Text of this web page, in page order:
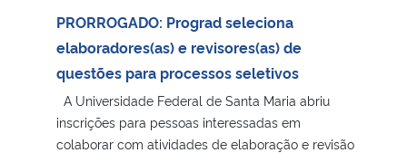
Ministério de Minas e Energia
Ministério da Ciência, Tecnologia, Inovações e Comunicações
PRORROGADO: Prograd seleciona
elaboradores(as) e revisores(as) de
questões para processos seletivos
A Universidade Federal de Santa Maria abriu
inscrições para pessoas interessadas em
colaborar com atividades de elaboração e revisão